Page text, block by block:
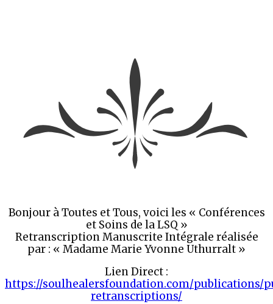
Bonjour à Toutes et Tous, voici les « Conférences
et Soins de la LSQ »
Retranscription Manuscrite Intégrale réalisée
par : « Madame Marie Yvonne Uthurralt »
Lien Direct :
https://soulhealersfoundation.com/publications/
retranscriptions/